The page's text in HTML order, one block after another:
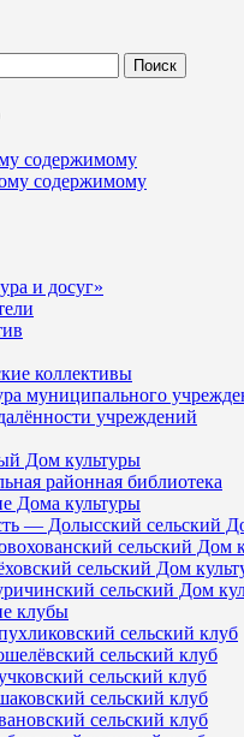
района
содержимому
содержимому
и досуг»
коллективы
муниципального
учреждений
Дом культуры
районная библиотека
Дома культуры
— Долысский сельский
сельский Дом
сельский Дом
сельский Дом
клубы
сельский клуб
сельский клуб
сельский клуб
сельский клуб
сельский клуб